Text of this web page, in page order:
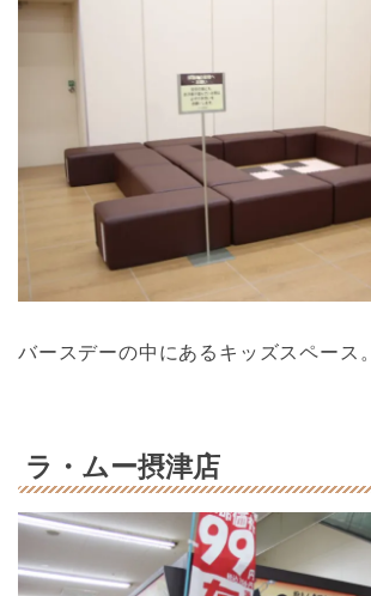
バースデーの中にあるキッズスペース。
ラ・ムー摂津店